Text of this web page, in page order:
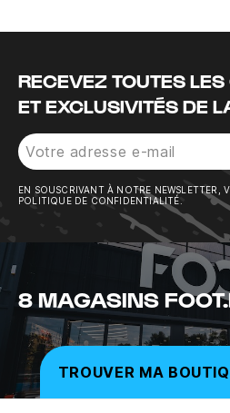
RECEVEZ TOUTES
ET EXCLUSIVITÉS DE
EN SOUSCRIVANT À NOTRE NEWSLETTER,
POLITIQUE DE CONFIDENTIALITÉ.
8 MAGASINS
TROUVER MA